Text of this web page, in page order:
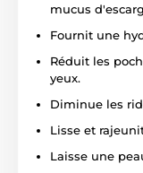
mucus
Fournit une
Réduit les
yeux.
Diminue les
Lisse et
Laisse une